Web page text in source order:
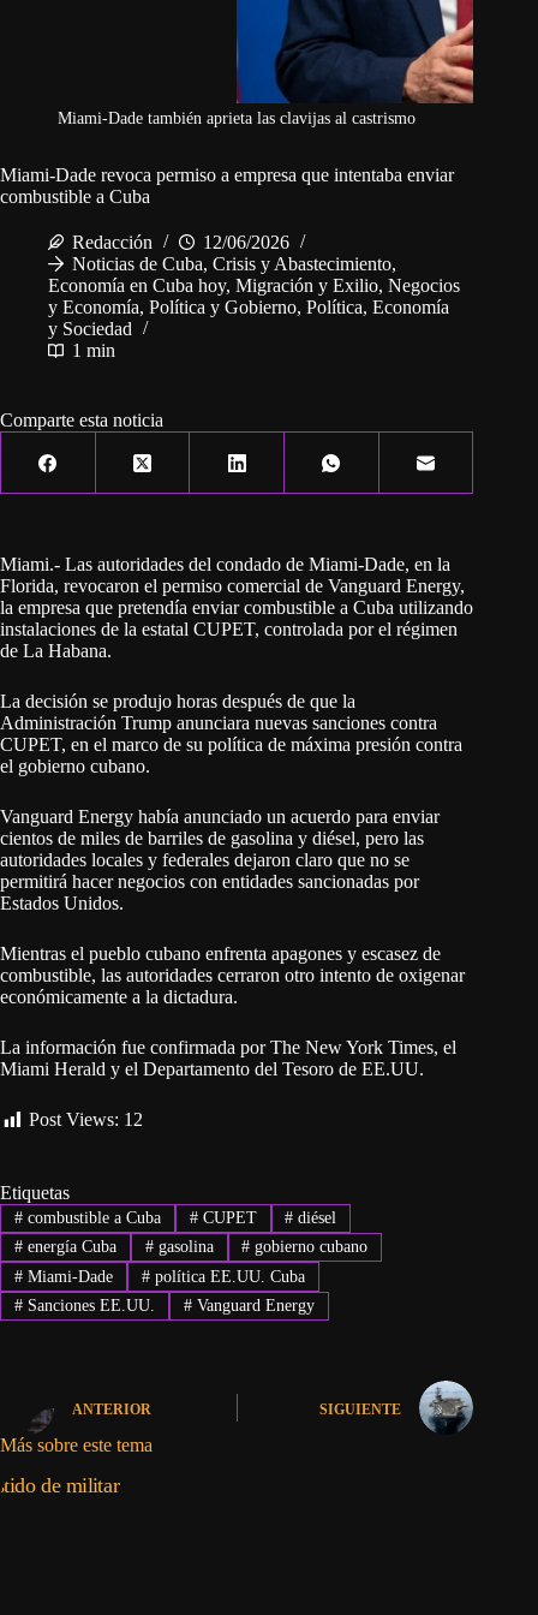
Miami-Dade también aprieta las clavijas al castrismo
Miami-Dade revoca permiso a empresa que intentaba enviar
combustible a Cuba
Redacción
12/06/2026
Noticias de Cuba, Crisis y Abastecimiento,
Economía en Cuba hoy, Migración y Exilio, Negocios
y Economía, Política y Gobierno, Política, Economía
y Sociedad
1 min
Comparte esta noticia
Miami.- Las autoridades del condado de Miami-Dade, en la
Florida, revocaron el permiso comercial de Vanguard Energy,
la empresa que pretendía enviar combustible a Cuba utilizando
instalaciones de la estatal CUPET, controlada por el régimen
de La Habana.
La decisión se produjo horas después de que la
Administración Trump anunciara nuevas sanciones contra
CUPET, en el marco de su política de máxima presión contra
el gobierno cubano.
Vanguard Energy había anunciado un acuerdo para enviar
cientos de miles de barriles de gasolina y diésel, pero las
autoridades locales y federales dejaron claro que no se
permitirá hacer negocios con entidades sancionadas por
Estados Unidos.
Mientras el pueblo cubano enfrenta apagones y escasez de
combustible, las autoridades cerraron otro intento de oxigenar
económicamente a la dictadura.
La información fue confirmada por The New York Times, el
Miami Herald y el Departamento del Tesoro de EE.UU.
Post Views: 12
Etiquetas
#combustible a Cuba #CUPET # diésel
#energía Cuba #gasolina # gobierno cubano
#Miami-Dade #política EE.UU. Cuba
#Sanciones EE.UU. #Vanguard Energy
ANTERIOR SIGUIENTE
Más sobre este tema